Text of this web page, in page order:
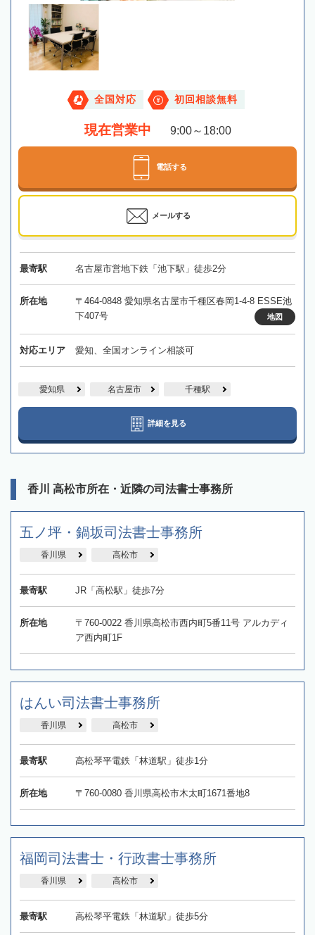
全国対応 初回相談無料
現在営業中 9:00～18:00
電話する
メールする
最寄駅 名古屋市営地下鉄「池下駅」徒歩2分
所在地
〒464-0848 愛知県名古屋市千種区春岡1-4-8 ESSE池
下407号
地図
対応エリア 愛知、全国オンライン相談可
愛知県 名古屋市 千種駅
詳細を見る
香川 高松市所在・近隣の司法書士事務所
五ノ坪・鍋坂司法書士事務所
香川県 高松市
最寄駅 JR「高松駅」徒歩7分
所在地
〒760-0022 香川県高松市西内町5番11号 アルカディ
ア西内町1F
はんい司法書士事務所
香川県 高松市
最寄駅 高松琴平電鉄「林道駅」徒歩1分
所在地 〒760-0080 香川県高松市木太町1671番地8
福岡司法書士・行政書士事務所
香川県 高松市
最寄駅 高松琴平電鉄「林道駅」徒歩5分